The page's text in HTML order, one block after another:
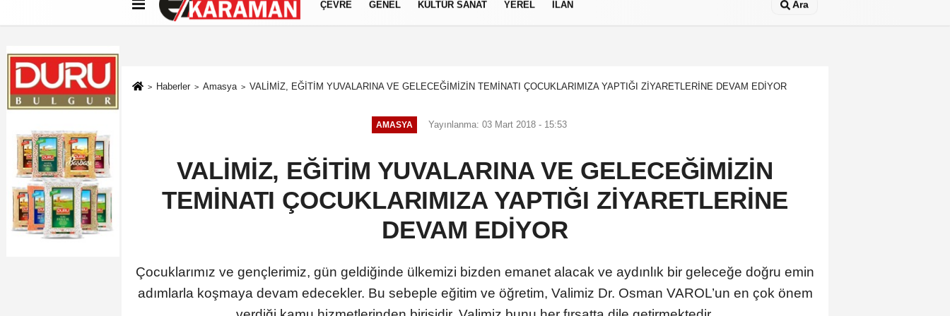
Künye İletişim Çerez Politikası Gizlilik İlkeleri
ÇEVRE GENEL KÜLTÜR SANAT YEREL İLAN Ara
Haberler Amasya VALİMİZ, EĞİTİM YUVALARINA VE GELECEĞİMİZİN TEMİNATI ÇOCUKLARIMIZA YAPTIĞI ZİYARETLERİNE DEVAM EDİYOR
AMASYA Yayınlanma: 03 Mart 2018 - 15:53
VALİMİZ, EĞİTİM YUVALARINA VE GELECEĞİMİZİN
TEMİNATI ÇOCUKLARIMIZA YAPTIĞI ZİYARETLERİNE
DEVAM EDİYOR
Çocuklarımız ve gençlerimiz, gün geldiğinde ülkemizi bizden emanet alacak ve aydınlık bir geleceğe doğru emin
adımlarla koşmaya devam edecekler. Bu sebeple eğitim ve öğretim, Valimiz Dr. Osman VAROL’un en çok önem